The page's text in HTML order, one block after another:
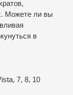
Можете ли вы
в
7, 8, 10